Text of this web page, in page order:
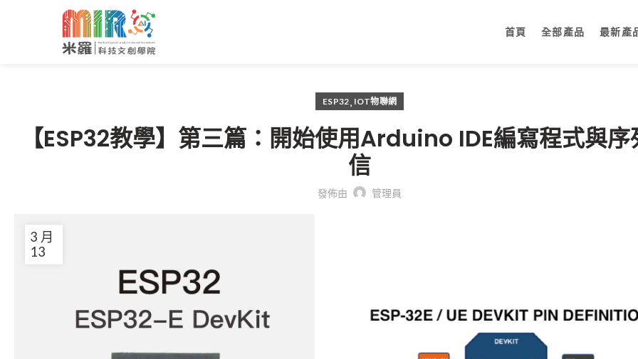
首頁 全部產品 最新產
ESP32, IOT物聯網
【ESP32教學】第三篇：開始使用Arduino IDE編寫程式與
信
發佈由 管理員
13
3 月